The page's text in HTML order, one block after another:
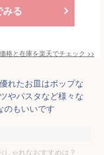
みる
価格と在庫を楽天でチェック >>
れたお皿はポップな
やパスタなど様々な
のもいいです
しゃれなおすすめは？